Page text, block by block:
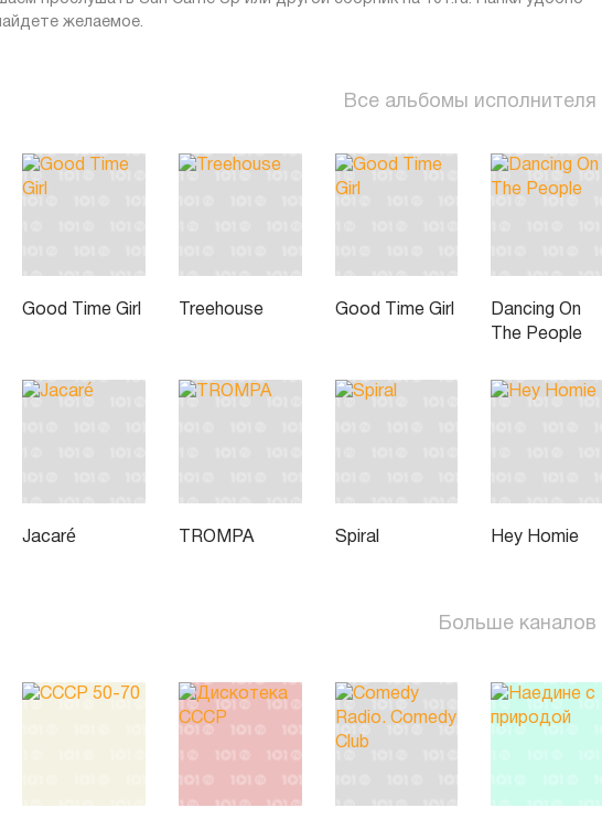
желаемое.
Все альбомы исполнителя
Good Time Girl Treehouse Good Time Girl
Dancing On
The People
Jacaré TROMPA Spiral Hey Homie
Больше каналов